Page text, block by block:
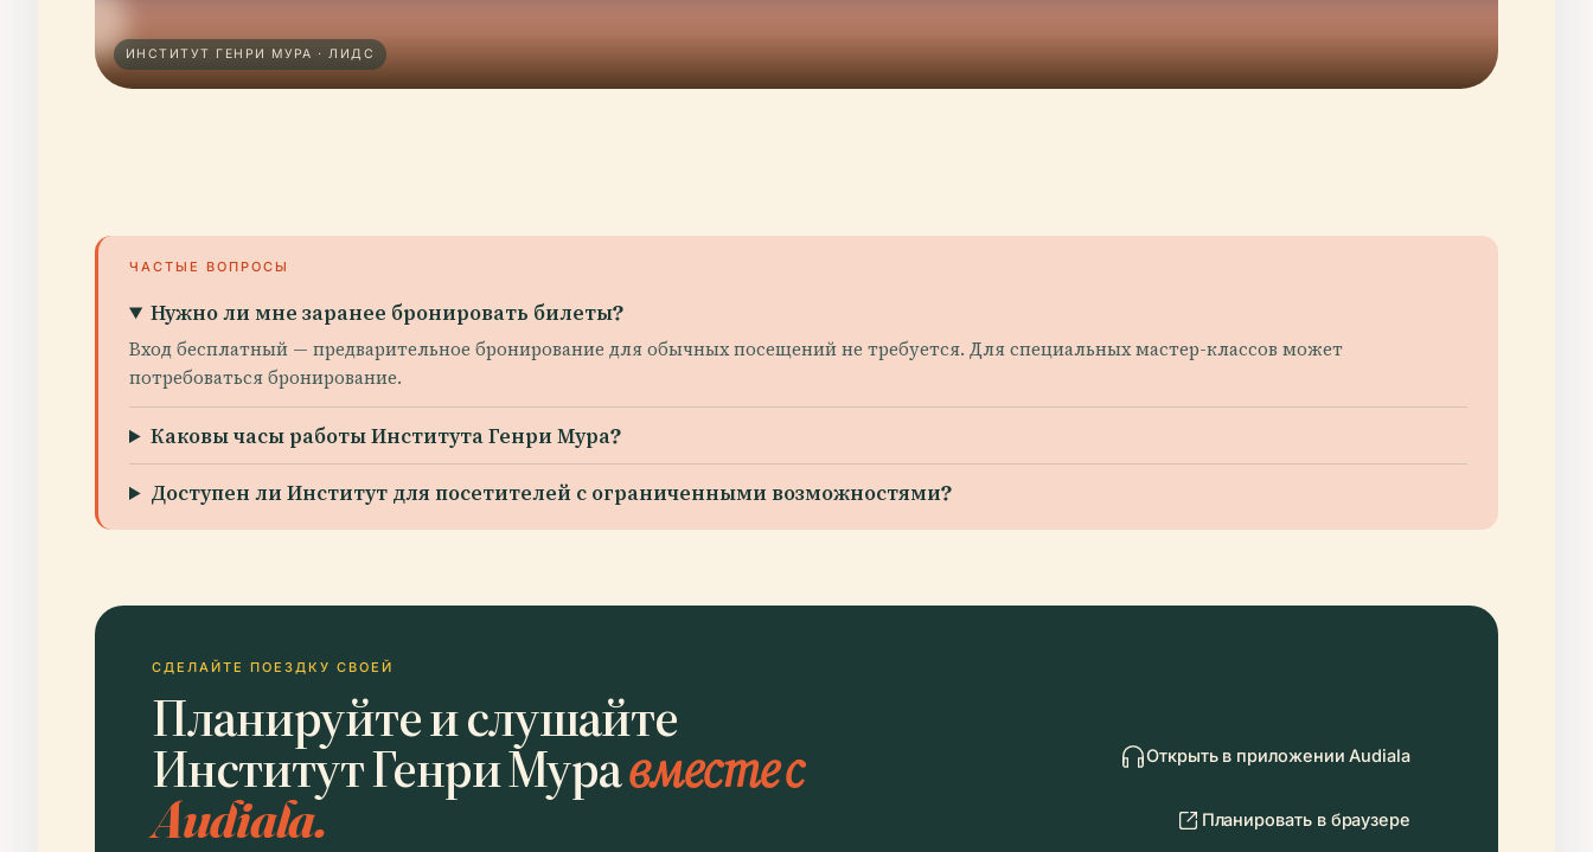
ИНСТИТУТ ГЕНРИ МУРА · ЛИДС
ЧАСТЫЕ ВОПРОСЫ
Нужно ли мне заранее бронировать билеты?
Вход бесплатный — предварительное бронирование для обычных посещений не требуется. Для специальных мастер-классов может
потребоваться бронирование.
Каковы часы работы Института Генри Мура?
Доступен ли Институт для посетителей с ограниченными возможностями?
СДЕЛАЙТЕ ПОЕЗДКУ СВОЕЙ
Планируйте и слушайте
Институт Генри Муравместе с
Audiala.
Открыть в приложении Audiala
Планировать в браузере